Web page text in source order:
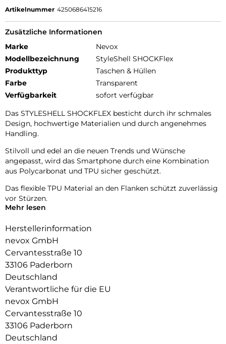
Artikelnummer 4250686415216
Zusätzliche Informationen
Marke
Nevox
Modellbezeichnung
StyleShell SHOCKFlex
Produkttyp
Taschen & Hüllen
Farbe
Transparent
Verfügbarkeit
sofort verfügbar
Das STYLESHELL SHOCKFLEX besticht durch ihr schmales
Design, hochwertige Materialien und durch angenehmes
Handling.
Stilvoll und edel an die neuen Trends und Wünsche
angepasst, wird das Smartphone durch eine Kombination
aus Polycarbonat und TPU sicher geschützt.
Das flexible TPU Material an den Flanken schützt zuverlässig
vor Stürzen.
Durch das verwendete Material ist diese komplett
Transparent und bringt jegliche Farbe des Smartphones,
passend zur Geltung.
Die Anschlüsse, Knöpfe und Kamera bleiben voll zugänglich.
Hochwertiges Schmutzabweisendes Material und
Schockproof durch eingearbeitete Luftpolster in den Ecken.
Mehr lesen
Herstellerinformation
nevox GmbH
Cervantesstraße 10
33106 Paderborn
Deutschland
Verantwortliche für die EU
nevox GmbH
Cervantesstraße 10
33106 Paderborn
Deutschland